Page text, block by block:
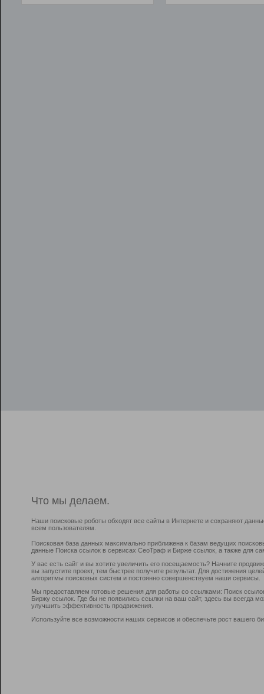
Что мы делаем.
Наши поисковые роботы обходят все сайты в Интернете и сохраняют
всем пользователям.
Поисковая база данных максимально приближена к базам ведущих
данные Поиска ссылок в сервисах СеоТраф и Бирже ссылок, а также для
У вас есть сайт и вы хотите увеличить его посещаемость? Начните
вы запустите проект, тем быстрее получите результат. Для достижения
алгоритмы поисковых систем и постоянно совершенствуем наши сервисы.
Мы предоставляем готовые решения для работы со ссылками: Поиск
Биржу ссылок. Где бы не появились ссылки на ваш сайт, здесь вы всегда
улучшить эффективность продвижения.
Используйте все возможности наших сервисов и обеспечьте рост вашего